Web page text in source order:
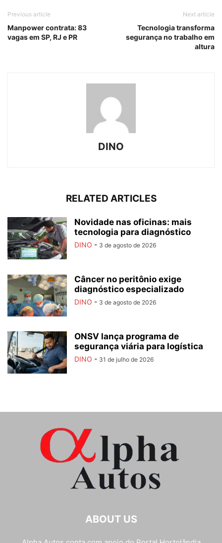
Previous article
Manpower contrata: 83
vagas em SP, RJ e PR
Next article
Tecnologia transforma
segurança no trabalho em
altura
DINO
RELATED ARTICLES
Novidade nas oficinas: mais
tecnologia para diagnóstico
DINO - 3 de agosto de 2026
Câncer no peritônio exige
diagnóstico especializado
DINO - 3 de agosto de 2026
ONSV lança programa de
segurança viária para logística
DINO - 31 de julho de 2026
ABOUT US